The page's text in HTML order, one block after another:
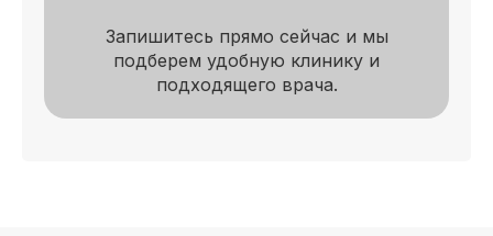
Запишитесь прямо сейчас и мы
подберем удобную клинику и
подходящего врача.